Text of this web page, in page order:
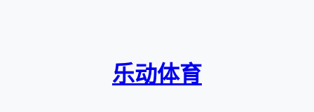
乐动体育